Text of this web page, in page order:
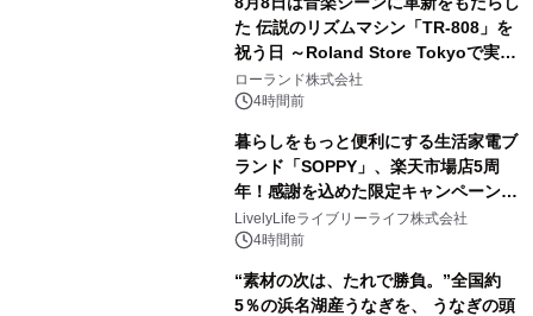
た 伝説のリズムマシン「TR-808」を
祝う日 ～Roland Store Tokyoで実機
を展示しての 記念キャンペーンを開
催 英国ラジオ「NTS」の 特別プログ
アーティストを フィーチャーしたアニ
メーションを公開～
ローランド株式会社
4時間前
暮らしをもっと便利にする生活家電ブ
ランド「SOPPY」、楽天市場店5周
年！感謝を込めた限定キャンペーンを
8月10日より開催
LivelyLifeライブリーライフ株式会社
4時間前
“素材の次は、たれで勝負。”全国約
5％の浜名湖産うなぎを、 うなぎの頭